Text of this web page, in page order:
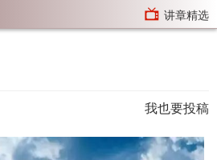
讲章精选
我也要投稿